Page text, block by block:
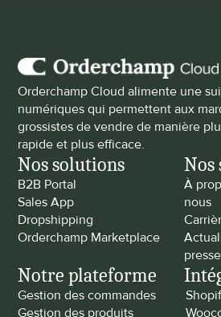
Orderchamp Cloud alimente une
numériques qui permettent aux
grossistes de vendre de manière
rapide et plus efficace.
Nos solutions
B2B Portal
Sales App
Dropshipping
Orderchamp Marketplace
Nos
À
nous
presse
Notre plateforme
Gestion des commandes
Gestion des produits